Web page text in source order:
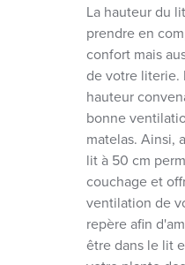
La hauteur du
prendre en
confort mais
de votre literie.
hauteur
bonne
matelas. Ainsi,
lit à 50 cm
couchage et
ventilation de
repère afin
être dans le lit